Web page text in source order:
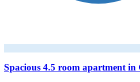
Spacious 4.5 room apartment in